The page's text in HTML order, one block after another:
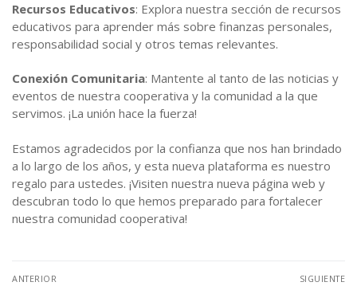
Recursos Educativos: Explora nuestra sección de recursos
educativos para aprender más sobre finanzas personales,
responsabilidad social y otros temas relevantes.
Conexión Comunitaria: Mantente al tanto de las noticias y
eventos de nuestra cooperativa y la comunidad a la que
servimos. ¡La unión hace la fuerza!
Estamos agradecidos por la confianza que nos han brindado
a lo largo de los años, y esta nueva plataforma es nuestro
regalo para ustedes. ¡Visiten nuestra nueva página web y
descubran todo lo que hemos preparado para fortalecer
nuestra comunidad cooperativa!
ANTERIOR SIGUIENTE